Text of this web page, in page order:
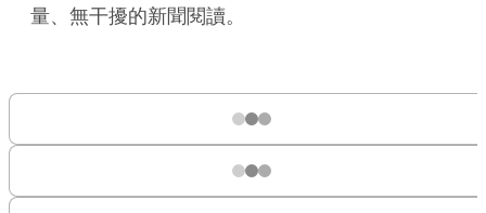
量、無干擾的新聞閱讀。